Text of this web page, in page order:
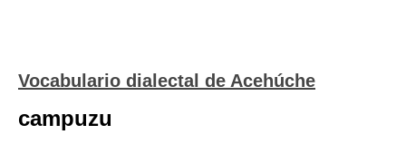
Vocabulario dialectal de Acehúche
campuzu